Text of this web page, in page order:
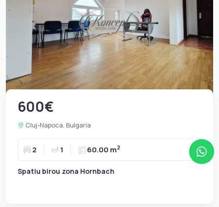
600€
Cluj-Napoca, Bulgaria
2 1 60.00 m2
Spatiu birou zona Hornbach